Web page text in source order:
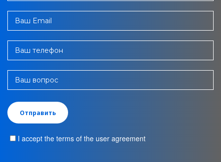
Ваш Email
Ваш телефон
Ваш вопрос
I accept the terms of the user agreement